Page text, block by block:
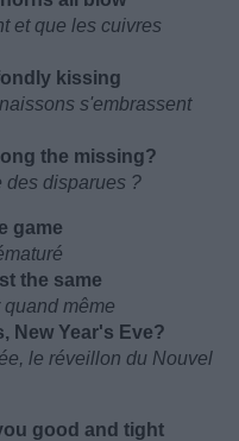
et que les cuivres
kissing
s'embrassent
the missing?
des disparues ?
game
the same
même
New Year's Eve?
le réveillon du Nouvel
good and tight